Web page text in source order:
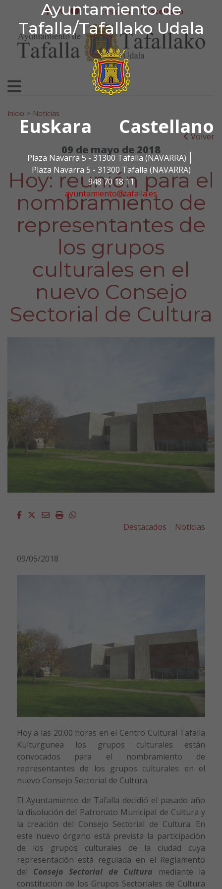
Ayuntamiento de
Tafalla/Tafallako Udala
Euskara Castellano
Plaza Navarra 5 - 31300 Tafalla (NAVARRA)
Plaza Navarra 5 - 31300 Tafalla (NAVARRA)
948 70 18 11
ayuntamiento@tafalla.es
Ir al contenido
Ayuntamiento de
facebook
twitter
youtube
Euskera Castellano
Search for:
Inicio > Noticias
Volver
09 de mayo de 2018
Hoy: reunión para el
nombramiento de
representantes de
los grupos
culturales en el
nuevo Consejo
Sectorial de Cultura
Facebook
Twitter
EmailImprimirWhatsapp
Destacados
Noticias
09/05/2018
Hoy a las 20:00 horas en el Centro Cultural Tafalla
Kulturgunea los grupos culturales están
convocados para el nombramiento de
representantes de los grupos culturales en el
nuevo Consejo Sectorial de Cultura.
El Ayuntamiento de Tafalla decidió el pasado año
la disolución del Patronato Municipal de Cultura y
la creación del Consejo Sectorial de Cultura. En
este nuevo órgano está prevista la participación
de los grupos culturales de la ciudad cuya
representación está regulada en el Reglamento
del Consejo Sectorial de Cultura mediante la
constitución de los Grupos Sectoriales de Cultura